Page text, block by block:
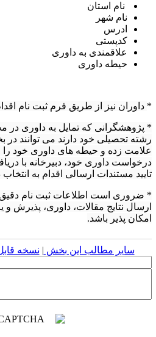
نام استان
نام شهر
ادرس
کدپستی
علاقمندی به داوری
حیطه داوری
داوران نیز از طریق فرم ثبت نام
پژوهشگرانی که تمایل به داوری در مجله
تحصیلی خود دارند می توانند در
زده و حیطه های داوری خود را
داوری خود، دبیرخانه با
مستندات ارسالی اقدام به انتخاب
ضروری است اطلاعات ثبت نام دقیق
نتایج مقالات، داوری، پذیرش و یا
پذیر باشد.
سایر مطالب این بخش | نسخه